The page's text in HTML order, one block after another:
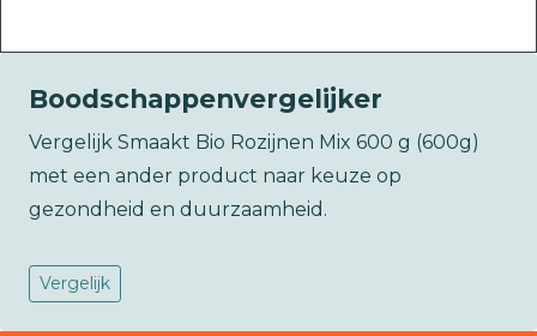
Boodschappenvergelijker
Vergelijk Smaakt Bio Rozijnen Mix 600 g (600g)
met een ander product naar keuze op
gezondheid en duurzaamheid.
Vergelijk